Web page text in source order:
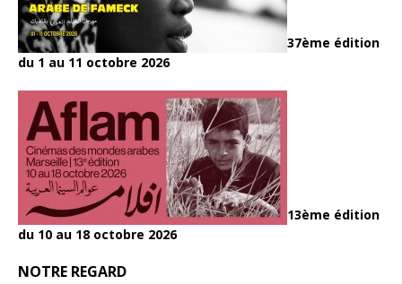
37ème édition
du 1 au 11 octobre 2026
13ème édition
du 10 au 18 octobre 2026
NOTRE REGARD